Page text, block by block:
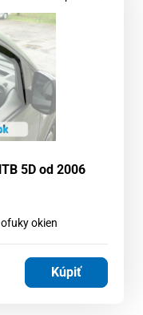
5D od 2006
okien
Kúpiť